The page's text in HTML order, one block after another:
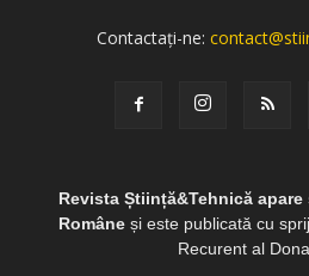
Contactați-ne:
Revista Știință&Tehnică
Româneși este publicată cu
Recurent al